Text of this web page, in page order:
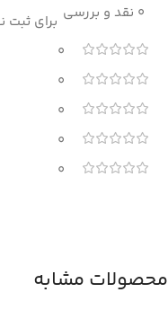
0 نقد و بررسی
0
0
0
0
0
برای ثبت
محصولات مشابه